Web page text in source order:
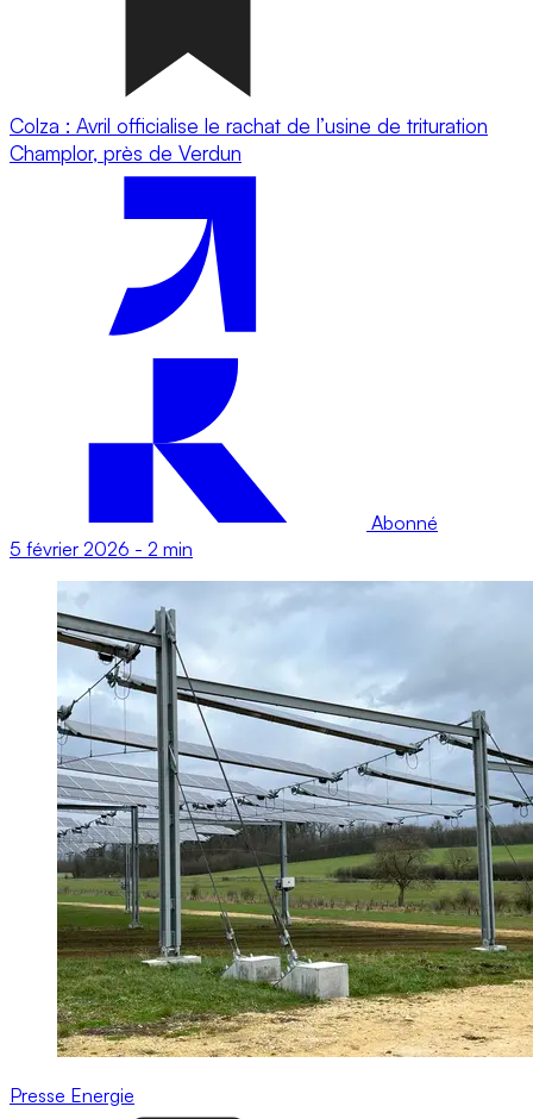
Colza : Avril officialise le rachat de l’usine de trituration
Champlor, près de Verdun
Abonné
5 février 2026 - 2 min
Presse Energie